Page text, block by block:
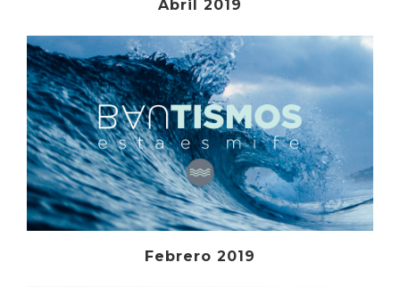
Abril 2019
Febrero 2019